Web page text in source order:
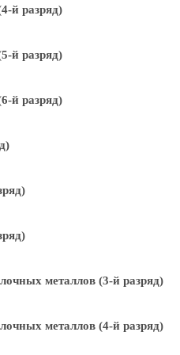
й разряд)
й разряд)
й разряд)
металлов (3-й разряд)
металлов (4-й разряд)